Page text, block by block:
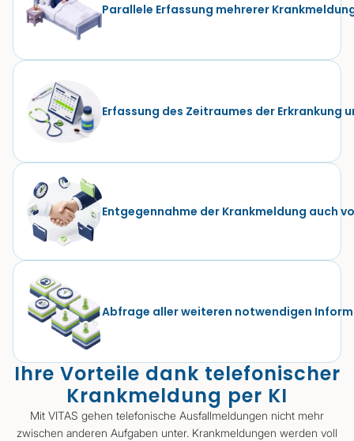
Parallele Erfassung mehrerer
Erfassung des Zeitraumes der
Entgegennahme der Krankmeldung auch
Abfrage aller weiteren notwendigen
Ihre Vorteile dank telefonischer
Krankmeldung per KI
Mit VITAS gehen telefonische Ausfallmeldungen nicht mehr
zwischen anderen Aufgaben unter. Krankmeldungen werden voll